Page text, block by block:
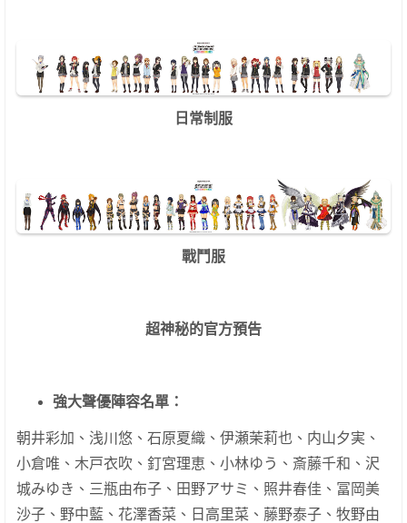
日常制服
戰鬥服
超神秘的官方預告
強大聲優陣容名單：
朝井彩加、浅川悠、石原夏織、伊瀬茉莉也、内山夕実、
小倉唯、木戸衣吹、釘宮理恵、小林ゆう、斎藤千和、沢
城みゆき、三瓶由布子、田野アサミ、照井春佳、冨岡美
沙子、野中藍、花澤香菜、日高里菜、藤野泰子、牧野由